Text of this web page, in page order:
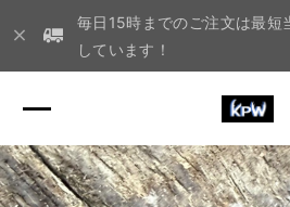
毎日15時までのご注文は最短
しています！